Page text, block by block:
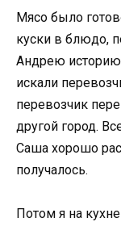
Мясо было
куски в блюдо,
Андрею историю
искали
перевозчик
другой город.
Саша хорошо
получалось.
Потом я на